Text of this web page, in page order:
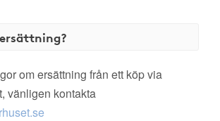
om ersättning från ett köp via
vänligen kontakta